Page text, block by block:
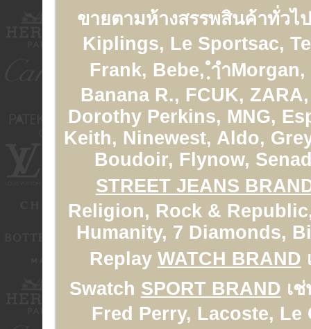
ขายตามห้างสรรพสินค้าทั่วไ
Kiplings, Le Sportsac,
Frank, Bebe, ฺำฺำ
Banana R., FCUK,
Dorothy Perkins, MNG,
Keith, Ninewest, Aldo,
Boudoir, Flynow,
STREET JEANS
Religion, Rock &
Humanity, 7 Diamonds,
Replay WATCH BRAND
Swatch SPORT BRAND เ
Fred Perry, Lacoste,